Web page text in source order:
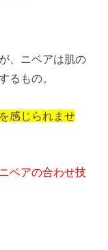
、ニベアは肌の
るもの。
感じられませ
ベアの合わせ技